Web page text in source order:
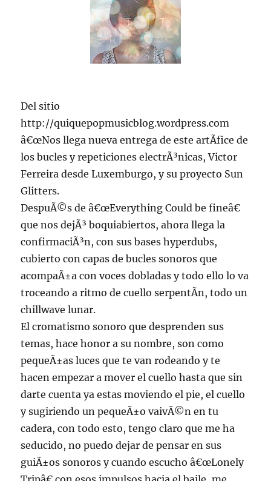
Del sitio
http://quiquepopmusicblog.wordpress.com
â€œNos llega nueva entrega de este artÃ­fice de
los bucles y repeticiones electrÃ³nicas, Victor
Ferreira desde Luxemburgo, y su proyecto Sun
Glitters.
DespuÃ©s de â€œEverything Could be fineâ€
que nos dejÃ³ boquiabiertos, ahora llega la
confirmaciÃ³n, con sus bases hyperdubs,
cubierto con capas de bucles sonoros que
acompaÃ±a con voces dobladas y todo ello lo va
troceando a ritmo de cuello serpentÃ­n, todo un
chillwave lunar.
El cromatismo sonoro que desprenden sus
temas, hace honor a su nombre, son como
pequeÃ±as luces que te van rodeando y te
hacen empezar a mover el cuello hasta que sin
darte cuenta ya estas moviendo el pie, el cuello
y sugiriendo un pequeÃ±o vaivÃ©n en tu
cadera, con todo esto, tengo claro que me ha
seducido, no puedo dejar de pensar en sus
guiÃ±os sonoros y cuando escucho â€œLonely